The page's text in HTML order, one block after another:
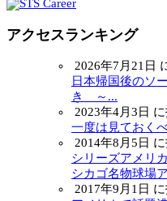
アクセスランキング
2026年7月21日
日本帰国後のソ
き ～...
2023年4月3日
一度は見ておく
2014年8月5日
シリーズアメリ
シカゴ名物球場
2017年9月1日